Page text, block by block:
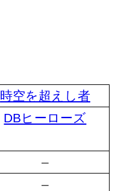
時空を超えし者
DBヒーローズ
–
–